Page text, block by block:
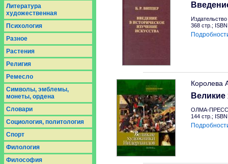
Литература
художественная
Психология
Разное
Растения
Религия
Ремесло
Символы, эмблемы,
монеты, ордена
Словари
Социология, политология
Спорт
Филология
Философия
368 стр.;
Королева
ОЛМА-ПРЕСС
144 стр.;